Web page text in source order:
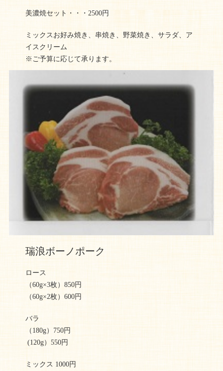
美濃焼セット・・・2500円
ミックスお好み焼き、串焼き、野菜焼き、サラダ、ア
イスクリーム
※ご予算に応じて承ります。
瑞浪ボーノポーク
ロース
（60g×3枚）850円
（60g×2枚）600円
バラ
（180g）750円
(120g）550円
ミックス 1000円